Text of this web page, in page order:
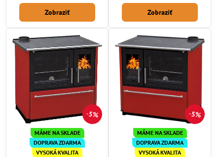
hľadáte vysokú kvalitu za dobrú
cenu tak ste tu správne. Ponúkame
Vám kvalitný sporák prevedený z
liatiny najvyššej kvality potiahnutú
teflómon, ktorá je vyrábaná pod
vysokým tlakom a je bez...
Zobraziť
hľadáte vysokú kvalitu za dobrú
cenu tak ste tu správne. Ponúkame
Vám kvalitný sporák prevedený z
liatiny najvyššej kvality potiahnutú
teflónom, ktorá je vyrábaná pod
vysokým tlakom a je bez...
Zobraziť
5%
MÁME NA SKLADE
DOPRAVA ZDARMA
VYSOKÁ KVALITA
5%
MÁME NA SKLADE
DOPRAVA ZDARMA
VYSOKÁ KVALITA